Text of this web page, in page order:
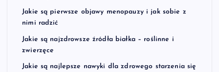
Jakie są pierwsze objawy menopauzy i jak sobie z
nimi radzić
Jakie są najzdrowsze źródła białka – roślinne i
zwierzęce
Jakie są najlepsze nawyki dla zdrowego starzenia się